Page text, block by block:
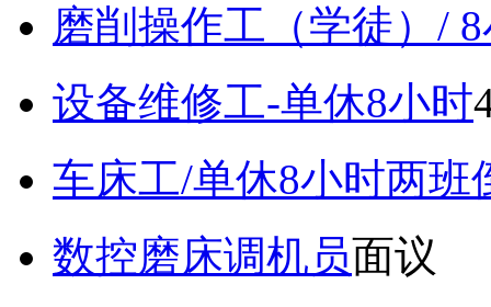
磨削操作工（学徒）/
设备维修工-单休8小时
车床工/单休8小时两班
数控磨床调机员面议